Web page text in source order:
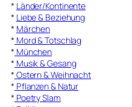
* Länder/Kontinente
* Liebe & Beziehung
* Märchen
* Mord & Totschlag
* München
* Musik & Gesang
* Ostern & Weihnacht
* Pflanzen & Natur
* Poetry Slam